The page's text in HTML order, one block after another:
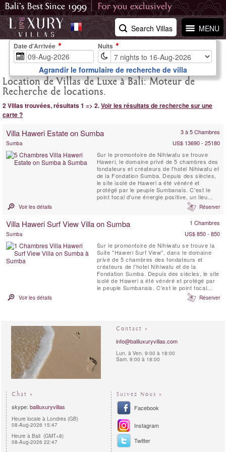
MENU
Search Villas
Location de Villas de Luxe à Bali: Moteur de
Recherche de locations.
2 Villas trouvées, résultats 1 => 2.Voir les résultats de recherche sur une
carte ?
Villa Haweri Estate on Sumba 3 à 5 Chambres
Sumba
US$ 13690 - 25180
Sur le promontoire de Nihiwatu se trouve
Haweri, le domaine privé de 5 chambres des
fondateurs et créateurs de l'hotel Nihiwatu et
de la Fondation Sumba. Depuis des siècles,
le site isolé de Haweri a été vénéré et
protégé par le peuple Sumbanais. C'est le
point focal d'une énergie positive, un lieu
d'une beauté exceptionnelle qui est entouré
par la mer et la jungle tropicale vierge, une
Voir les détails Réserver
Villa Haweri Surf View Villa on Sumba 1 Chambres
Sumba
US$ 850 - 850
Sur le promontoire de Nihiwatu se trouve la
Suite "Haweri Surf View", dans le domaine
privé de 5 chambres des fondateurs et
créateurs de l'hotel Nihiwatu et de la
Fondation Sumba. Depuis des siècles, le site
isolé de Haweri a été vénéré et protégé par
le peuple Sumbanais. C'est le point focal
d'une énergie positive, un lieu d'une beauté
exceptionnelle qui est entouré par la mer et
Voir les détails Réserver
Contact »
info@baliluxuryvillas.com
Lun. à Ven. 9:00 à 18:00
Sam. 9:00 à 18:00
Chat »
skype: baliluxuryvillas
Heure locale à Londres (GB)
08-Aug-2026 15:47
Heure à Bali (GMT+8)
08-Aug-2026 22:47
Suivez Nous »
Facebook
Instagram
Twitter
Date d'Arrivée Nuits
Agrandir le formulaire de recherche de villa